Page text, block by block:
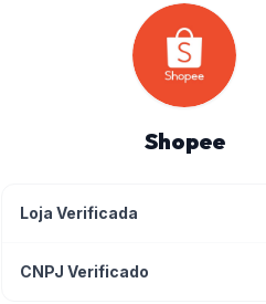
Shopee
Loja Verificada
CNPJ Verificado